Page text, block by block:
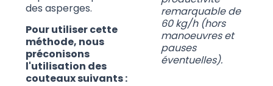
des asperges.
Pour utiliser cette
méthode, nous
préconisons
l'utilisation des
couteaux suivants :
remarquable de
60 kg/h (hors
manoeuvres et
pauses
éventuelles).